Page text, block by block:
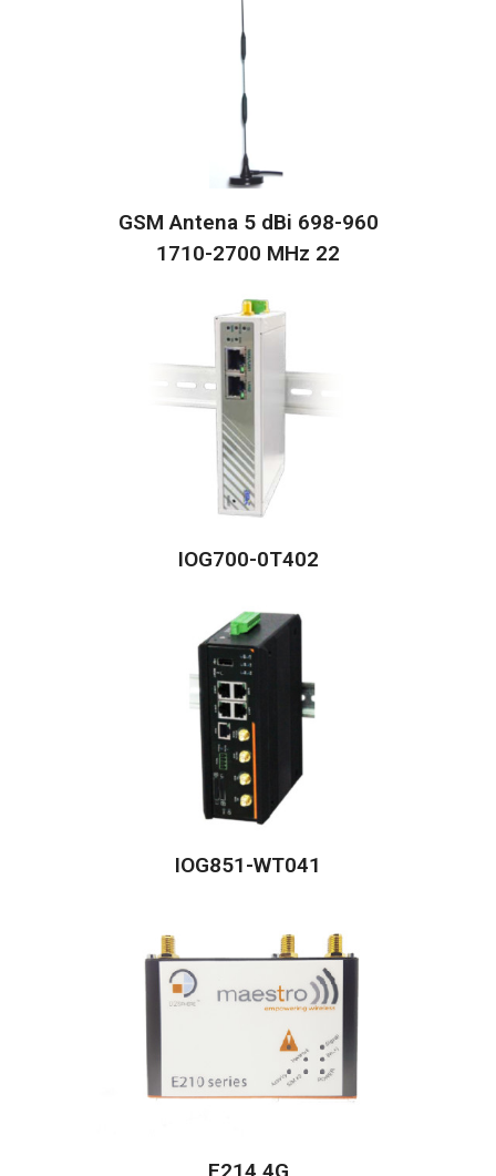
GSM Antena 5 dBi 698-960
1710-2700 MHz 22
IOG700-0T402
IOG851-WT041